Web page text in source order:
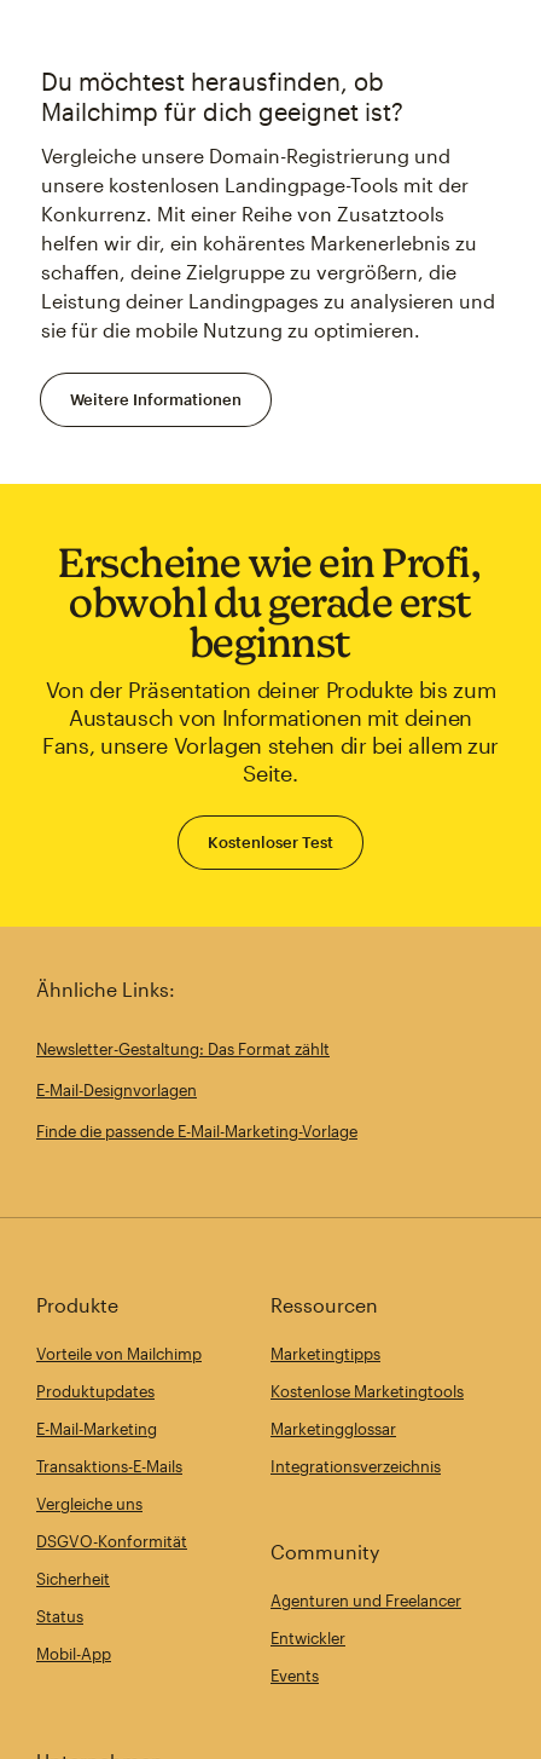
Du möchtest herausfinden, ob
Mailchimp für dich geeignet ist?
Vergleiche unsere Domain-Registrierung und
unsere kostenlosen Landingpage-Tools mit der
Konkurrenz. Mit einer Reihe von Zusatztools
helfen wir dir, ein kohärentes Markenerlebnis zu
schaffen, deine Zielgruppe zu vergrößern, die
Leistung deiner Landingpages zu analysieren und
sie für die mobile Nutzung zu optimieren.
Weitere Informationen
Erscheine wie ein Profi,
obwohl du gerade erst
beginnst
Von der Präsentation deiner Produkte bis zum
Austausch von Informationen mit deinen
Fans, unsere Vorlagen stehen dir bei allem zur
Seite.
Kostenloser Test
Ähnliche Links:
Newsletter-Gestaltung: Das Format zählt
E‑Mail-Designvorlagen
Finde die passende E-Mail-Marketing-Vorlage
Produkte
Vorteile von Mailchimp
Produktupdates
E-Mail-Marketing
Transaktions-E-Mails
Vergleiche uns
DSGVO-Konformität
Sicherheit
Status
Mobil-App
Ressourcen
Marketingtipps
Kostenlose Marketingtools
Marketingglossar
Integrationsverzeichnis
Community
Agenturen und Freelancer
Entwickler
Events